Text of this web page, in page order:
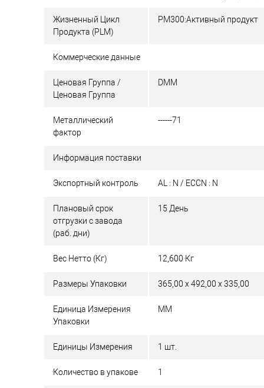
Жизненный Цикл
Продукта (PLM)
PM300:Активный продукт
Коммерческие данные
Ценовая Группа /
Ценовая Группа
DMM
Металлический
фактор
------71
Информация поставки
Экспортный контроль AL : N / ECCN : N
Плановый срок
отгрузки с завода
(раб. дни)
15 День
Вес Нетто (Кг) 12,600 Кг
Размеры Упаковки 365,00 x 492,00 x 335,00
Единица Измерения
Упаковки
MM
Единицы Измерения 1 шт.
Количество в упакове 1